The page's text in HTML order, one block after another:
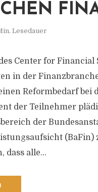
Lesedauer
Center for Financial
in der
Reformbedarf bei
der Teilnehmer
der
dass alle...